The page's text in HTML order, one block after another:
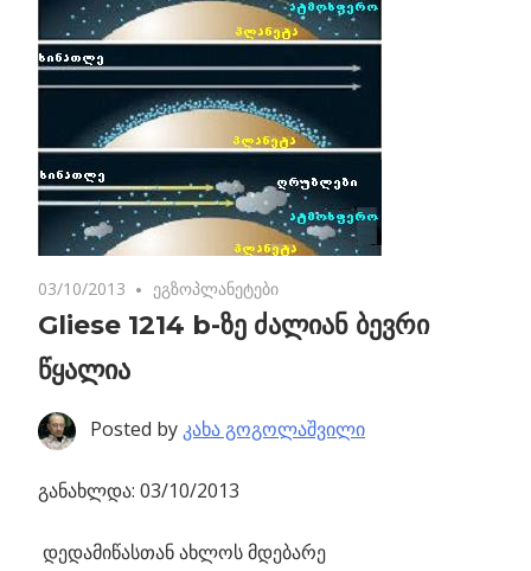
03/10/2013 No comments
ეგზოპლანეტები
Gliese 1214 b-ზე ძალიან ბევრი
წყალია
Posted by კახა გოგოლაშვილი
განახლდა: 03/10/2013
დედამიწასთან ახლოს მდებარე